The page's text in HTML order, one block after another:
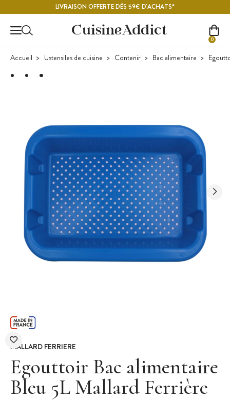
LIVRAISON OFFERTE DÈS 59€ D'ACHATS*
0
Accueil Ustensiles de cuisine Contenir Bac alimentaire
MALLARD FERRIERE
Egouttoir Bac alimentaire
Bleu 5L Mallard Ferrière